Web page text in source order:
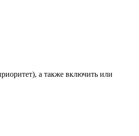
а также включить или